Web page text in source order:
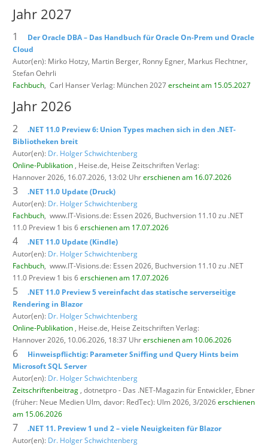
Jahr 2027
1
Der Oracle DBA – Das Handbuch für Oracle On-Prem und Oracle
Cloud
Autor(en): Mirko Hotzy, Martin Berger, Ronny Egner, Markus Flechtner,
Stefan Oehrli
Fachbuch, Carl Hanser Verlag: München 2027erscheint am 15.05.2027
Jahr 2026
2
.NET 11.0 Preview 6: Union Types machen sich in den .NET-
Bibliotheken breit
Autor(en): Dr. Holger Schwichtenberg
Online-Publikation , Heise.de, Heise Zeitschriften Verlag:
Hannover 2026, 16.07.2026, 13:02 Uhrerschienen am 16.07.2026
3
.NET 11.0 Update (Druck)
Autor(en): Dr. Holger Schwichtenberg
Fachbuch, www.IT-Visions.de: Essen 2026, Buchversion 11.10 zu .NET
11.0 Preview 1 bis 6erschienen am 17.07.2026
4
.NET 11.0 Update (Kindle)
Autor(en): Dr. Holger Schwichtenberg
Fachbuch, www.IT-Visions.de: Essen 2026, Buchversion 11.10 zu .NET
11.0 Preview 1 bis 6erschienen am 17.07.2026
5
.NET 11.0 Preview 5 vereinfacht das statische serverseitige
Rendering in Blazor
Autor(en): Dr. Holger Schwichtenberg
Online-Publikation , Heise.de, Heise Zeitschriften Verlag:
Hannover 2026, 10.06.2026, 18:37 Uhrerschienen am 10.06.2026
6
Hinweispflichtig: Parameter Sniffing und Query Hints beim
Microsoft SQL Server
Autor(en): Dr. Holger Schwichtenberg
Zeitschriftenbeitrag , dotnetpro - Das .NET-Magazin für Entwickler, Ebner
(früher: Neue Medien Ulm, davor: RedTec): Ulm 2026, 3/2026erschienen
am 15.06.2026
7
.NET 11. Preview 1 und 2 – viele Neuigkeiten für Blazor
Autor(en): Dr. Holger Schwichtenberg